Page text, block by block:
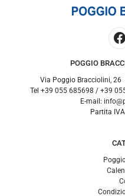
POGGIO
Via Poggio Bracciolini, 26
Tel +39 055 685698 / +39
E-mail:
Partita